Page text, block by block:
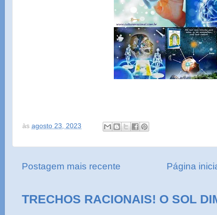
às agosto 23, 2023
Postagem mais recente Página
TRECHOS RACIONAIS! O SOL